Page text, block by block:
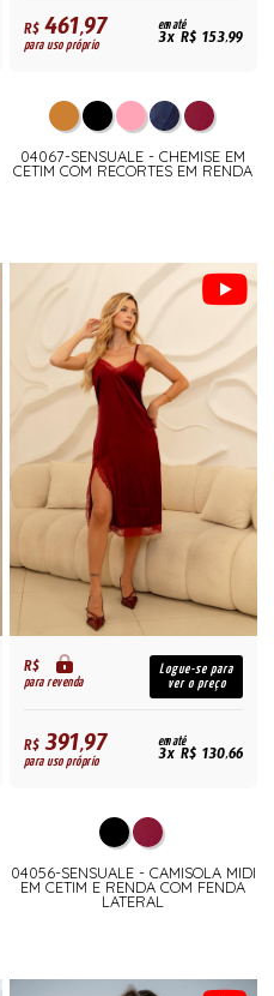
R$461,97
para uso próprio
em até
3x R$ 153,99
04067-SENSUALE - CHEMISE EM
CETIM COM RECORTES EM RENDA
R$
para revenda
Logue-se para
ver o preço
R$391,97
para uso próprio
em até
3x R$ 130,66
04056-SENSUALE - CAMISOLA MIDI
EM CETIM E RENDA COM FENDA
LATERAL